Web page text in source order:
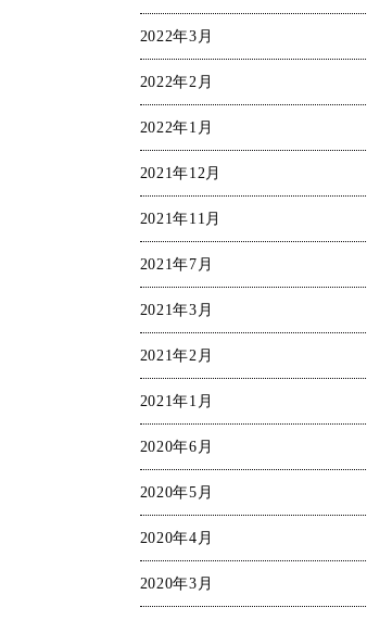
2022年3月
2022年2月
2022年1月
2021年12月
2021年11月
2021年7月
2021年3月
2021年2月
2021年1月
2020年6月
2020年5月
2020年4月
2020年3月